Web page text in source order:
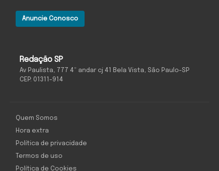
Redação SP
Av Paulista, 777 4º andar cj 41 Bela Vista, São Paulo-SP
CEP: 01311-914
Anuncie Conosco
Quem Somos
Hora extra
Política de privacidade
Termos de uso
Política de Cookies